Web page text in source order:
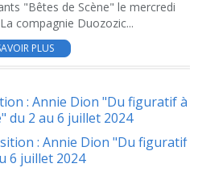
"Bêtes de Scène" le mercredi
compagnie Duozozic...
PLUS
: Annie Dion "Du figuratif à
du 2 au 6 juillet 2024